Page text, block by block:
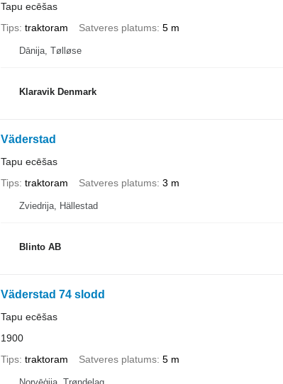
Tapu ecēšas
Tips traktoram Satveres platums 5 m
Dānija, Tølløse
Klaravik Denmark
Väderstad
Tapu ecēšas
Tips traktoram Satveres platums 3 m
Zviedrija, Hällestad
Blinto AB
Väderstad 74 slodd
Tapu ecēšas
1900
Tips traktoram Satveres platums 5 m